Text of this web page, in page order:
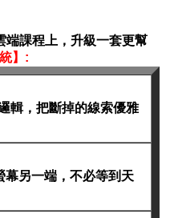
端課程上，升級一套更幫
】:
輯，把斷掉的線索優雅
另一端，不必等到天